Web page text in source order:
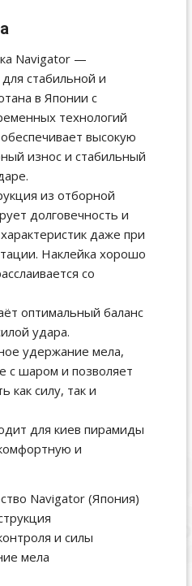
Navigator —
стабильной и
в Японии с
технологий
высокую
износ и стабильный
из отборной
долговечность и
даже при
Наклейка хорошо
со
оптимальный баланс
удара.
удержание мела,
с шаром и позволяет
как силу, так и
для киев пирамиды
и
Navigator (Япония)
и силы
мела